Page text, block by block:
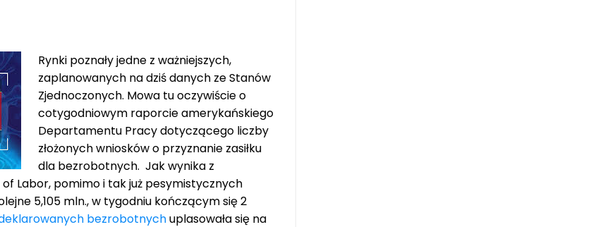
Rynki poznały jedne z ważniejszych,
zaplanowanych na dziś danych ze Stanów
Zjednoczonych. Mowa tu oczywiście o
cotygodniowym raporcie amerykańskiego
Departamentu Pracy dotyczącego liczby
złożonych wniosków o przyznanie zasiłku
dla bezrobotnych. Jak wynika z
Labor, pomimo i tak już pesymistycznych
5,105 mln., w tygodniu kończącym się 2
bezrobotnychuplasowała się na